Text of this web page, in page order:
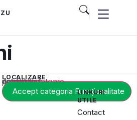
LOCALIZARE
Acest conținut este blocat până când acceptați categoria corespunzătoare de cookie-uri.
Accept categoria Funcționalitate
LINKURI
UTILE
Contact